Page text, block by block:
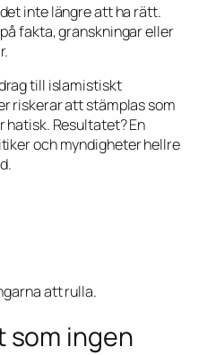
inte längre att ha rätt.
fakta, granskningar eller
till islamistiskt
riskerar att stämplas som
Resultatet? En
och myndigheter hellre
att rulla.
som ingen